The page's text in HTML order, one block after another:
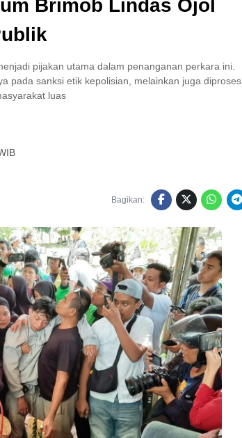
Brimob Lindas Ojol
pijakan utama dalam penanganan perkara ini.
pada sanksi etik kepolisian, melainkan juga diproses
luas
Bagikan: